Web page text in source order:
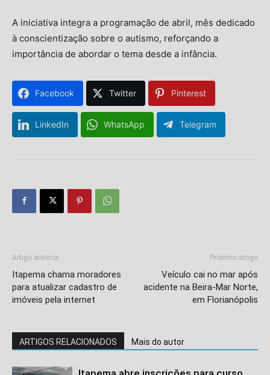
A iniciativa integra a programação de abril, mês dedicado
à conscientização sobre o autismo, reforçando a
importância de abordar o tema desde a infância.
Facebook Twitter Pinterest
LinkedIn WhatsApp Telegram
Artigo anterior
Itapema chama moradores
para atualizar cadastro de
imóveis pela internet
Próximo artigo
Veículo cai no mar após
acidente na Beira-Mar Norte,
em Florianópolis
ARTIGOS RELACIONADOS Mais do autor